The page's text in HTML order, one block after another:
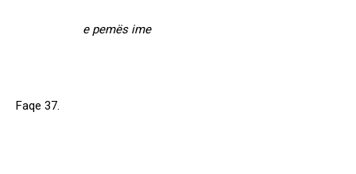
e pemës ime
Faqe 37.